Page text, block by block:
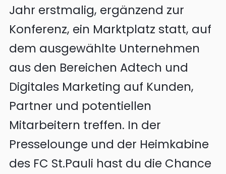
Jahr erstmalig, ergänzend zur
Konferenz, ein Marktplatz statt, auf
dem ausgewählte Unternehmen
aus den Bereichen Adtech und
Digitales Marketing auf Kunden,
Partner und potentiellen
Mitarbeitern treffen. In der
Presselounge und der Heimkabine
des FC St.Pauli hast du die Chance